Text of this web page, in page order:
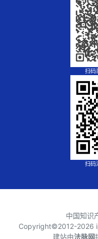
扫码
扫码
中国知识
Copyright©2012-2026
建站由法脉网